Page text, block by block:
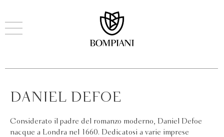
DANIEL DEFOE
Considerato il padre del romanzo moderno, Daniel Defoe
nacque a Londra nel 1660. Dedicatosi a varie imprese